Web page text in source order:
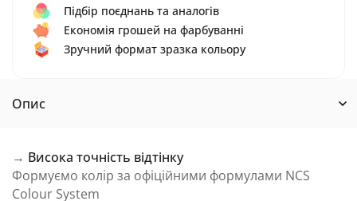
Підбір поєднань та аналогів
Економія грошей на фарбуванні
Зручний формат зразка кольору
Опис
→ Висока точність відтінку
Формуємо колір за офіційними формулами NCS
Colour System